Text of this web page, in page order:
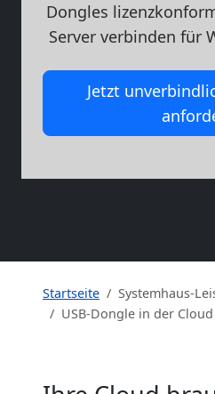
Dongles
Server verbinden für
Jetzt
Startseite
Systemhaus-
USB-Dongle in der Cloud